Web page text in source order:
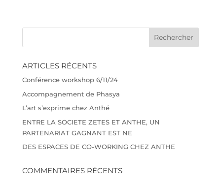
ARTICLES RÉCENTS
Conférence workshop 6/11/24
Accompagnement de Phasya
L’art s’exprime chez Anthé
ENTRE LA SOCIETE ZETES ET ANTHE, UN
PARTENARIAT GAGNANT EST NE
DES ESPACES DE CO-WORKING CHEZ ANTHE
COMMENTAIRES RÉCENTS